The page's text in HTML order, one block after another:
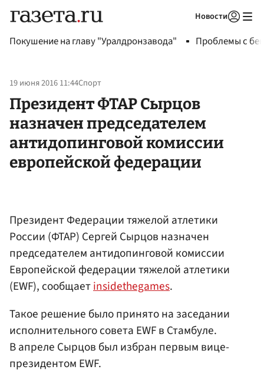
Новости
Покушение на главу "Уралдронзавода" Проблемы с
19 июня 2016 11:44Спорт
Президент ФТАР Сырцов
назначен председателем
антидопинговой комиссии
европейской федерации
Президент Федерации тяжелой атлетики
России (ФТАР) Сергей Сырцов назначен
председателем антидопинговой комиссии
Европейской федерации тяжелой атлетики
(EWF), сообщаетinsidethegames.
Такое решение было принято на заседании
исполнительного совета EWF в Стамбуле.
В апреле Сырцов был избран первым вице-
президентом EWF.